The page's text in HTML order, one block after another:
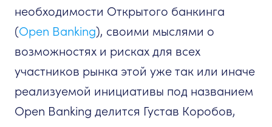
необходимости Открытого банкинга
(Open Banking), своими мыслями о
возможностях и рисках для всех
участников рынка этой уже так или иначе
реализуемой инициативы под названием
Open Banking делится Густав Коробов,